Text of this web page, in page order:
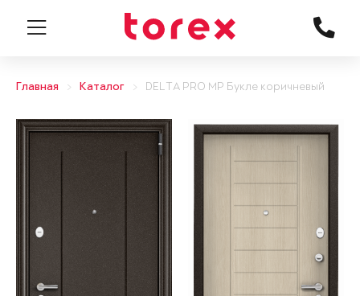
Главная Каталог DELTA PRO MP Букле коричневый